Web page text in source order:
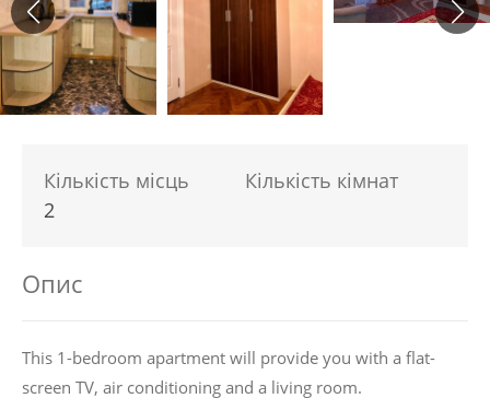
Кількість місць
2
Кількість кімнат
Опис
This 1-bedroom apartment will provide you with a flat-
screen TV, air conditioning and a living room.